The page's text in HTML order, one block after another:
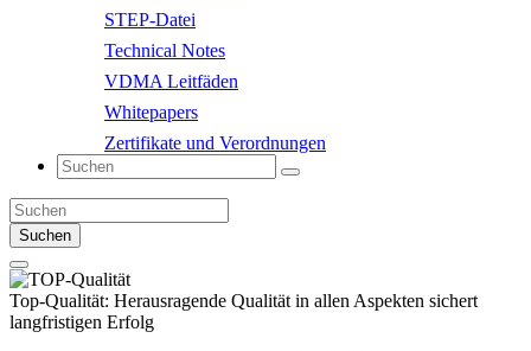
STEP-Datei
Technical Notes
VDMA Leitfäden
Whitepapers
Zertifikate und Verordnungen
Suchen
Top-Qualität: Herausragende Qualität in allen Aspekten sichert
langfristigen Erfolg